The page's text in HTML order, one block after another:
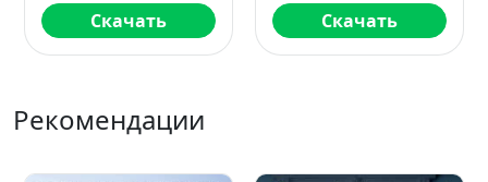
Скачать Скачать
Рекомендации